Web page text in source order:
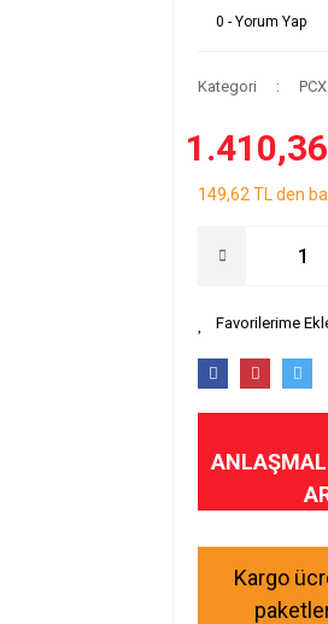
0 - Yorum Yap
Kategori
149,62 TL den
Kargo